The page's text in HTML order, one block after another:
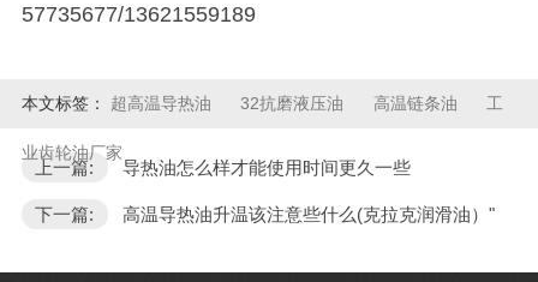
57735677/13621559189
本文标签： 超高温导热油 32抗磨液压油 高温链条油 工
业齿轮油厂家
上一篇: 导热油怎么样才能使用时间更久一些
下一篇: 高温导热油升温该注意些什么(克拉克润滑油）"